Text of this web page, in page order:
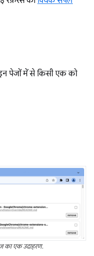
पेजों में से किसी एक को
का एक उदाहरण.